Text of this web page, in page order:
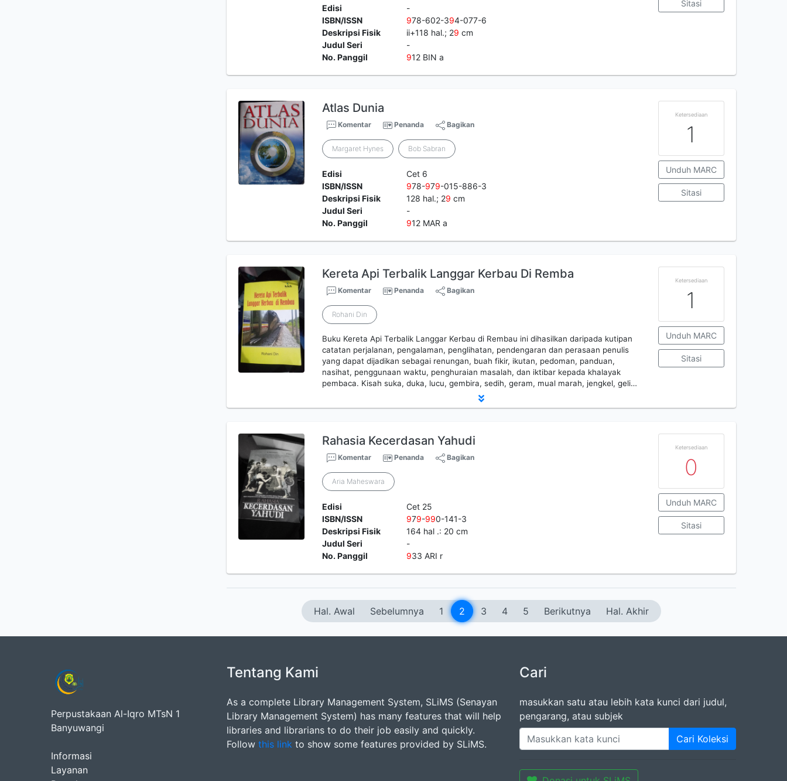
Edisi
-
ISBN/ISSN
978-602-394-077-6
Deskripsi Fisik
ii+118 hal.; 29 cm
Judul Seri
-
No. Panggil
912 BIN a
Sitasi
Atlas Dunia
Komentar Penanda Bagikan
Margaret Hynes Bob Sabran
Edisi
Cet 6
ISBN/ISSN
978-979-015-886-3
Deskripsi Fisik
128 hal.; 29 cm
Judul Seri
-
No. Panggil
912 MAR a
Ketersediaan
1
Unduh MARC
Sitasi
Kereta Api Terbalik Langgar Kerbau Di Remba
Komentar Penanda Bagikan
Rohani Din
Buku Kereta Api Terbalik Langgar Kerbau di Rembau ini dihasilkan daripada kutipan
catatan perjalanan, pengalaman, penglihatan, pendengaran dan perasaan penulis
yang dapat dijadikan sebagai renungan, buah fikir, ikutan, pedoman, panduan,
nasihat, penggunaan waktu, penghuraian masalah, dan iktibar kepada khalayak
pembaca. Kisah suka, duka, lucu, gembira, sedih, geram, mual marah, jengkel, geli…
Ketersediaan
1
Unduh MARC
Sitasi
Rahasia Kecerdasan Yahudi
Komentar Penanda Bagikan
Aria Maheswara
Edisi
Cet 25
ISBN/ISSN
979-990-141-3
Deskripsi Fisik
164 hal .: 20 cm
Judul Seri
-
No. Panggil
933 ARI r
Ketersediaan
0
Unduh MARC
Sitasi
Hal. Awal Sebelumnya 1 2 3 4 5 Berikutnya Hal. Akhir
Perpustakaan Al-Iqro MTsN 1
Banyuwangi
Informasi
Layanan
Tentang Kami
As a complete Library Management System, SLiMS (Senayan
Library Management System) has many features that will help
libraries and librarians to do their job easily and quickly.
Follow this link to show some features provided by SLiMS.
Cari
masukkan satu atau lebih kata kunci dari judul,
pengarang, atau subjek
Cari Koleksi